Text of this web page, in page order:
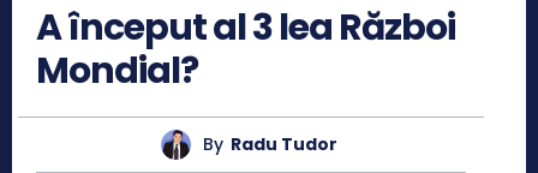
A început al 3 lea Război
Mondial?
By Radu Tudor